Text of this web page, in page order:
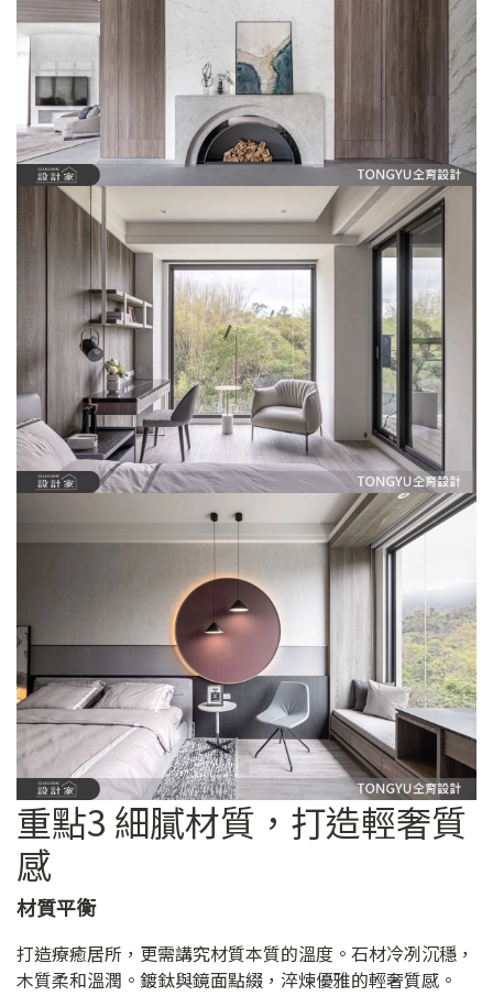
重點3 細膩材質，打造輕奢質
感
材質平衡
打造療癒居所，更需講究材質本質的溫度。石材冷冽沉穩，
木質柔和溫潤。鍍鈦與鏡面點綴，淬煉優雅的輕奢質感。